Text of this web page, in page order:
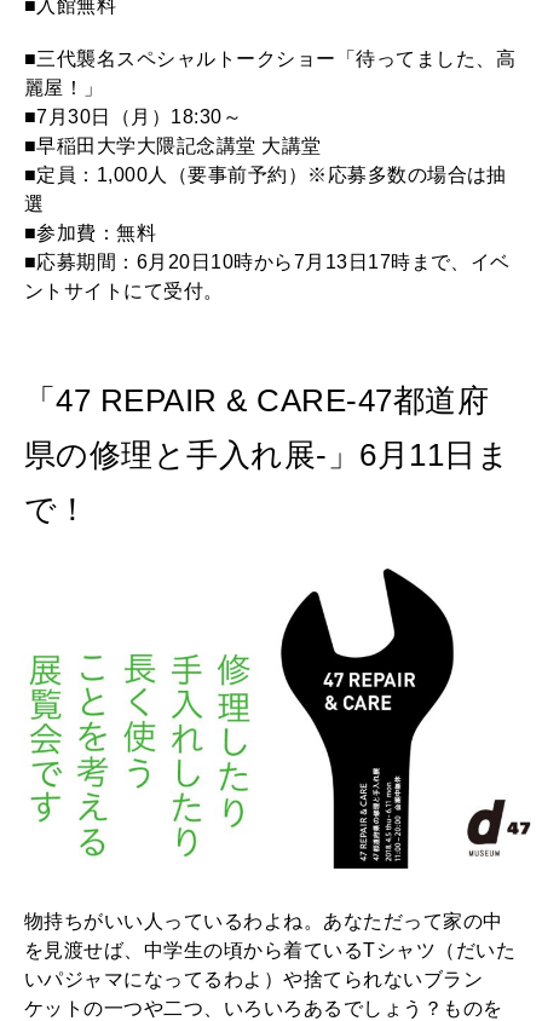
■入館無料
■三代襲名スペシャルトークショー「待ってました、高
麗屋！」
■7月30日（月）18:30～
■早稲田大学大隈記念講堂 大講堂
■定員：1,000人（要事前予約）※応募多数の場合は抽
選
■参加費：無料
■応募期間：6月20日10時から7月13日17時まで、イベ
ントサイトにて受付。
「47 REPAIR & CARE-47都道府
県の修理と手入れ展-」6月11日ま
で！
物持ちがいい人っているわよね。あなただって家の中
を見渡せば、中学生の頃から着ているTシャツ（だいた
いパジャマになってるわよ）や捨てられないブラン
ケットの一つや二つ、いろいろあるでしょう？ものを